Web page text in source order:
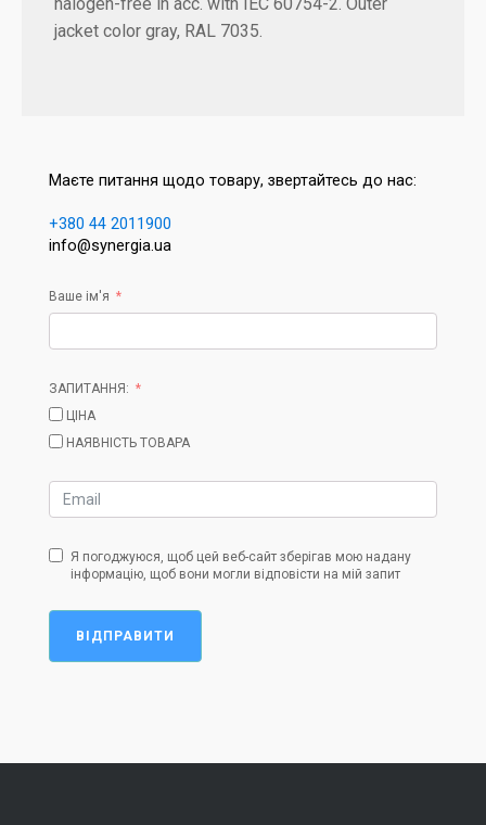
jacket color gray, RAL 7035.
Маєте питання щодо товару, звертайтесь до нас:
+380 44 2011900
info@synergia.ua
Ваше ім'я
ЗАПИТАННЯ:
ЦІНА
НАЯВНІСТЬ ТОВАРА
Я погоджуюся, щоб цей веб-сайт зберігав мою надану
інформацію, щоб вони могли відповісти на мій запит
ВІДПРАВИТИ